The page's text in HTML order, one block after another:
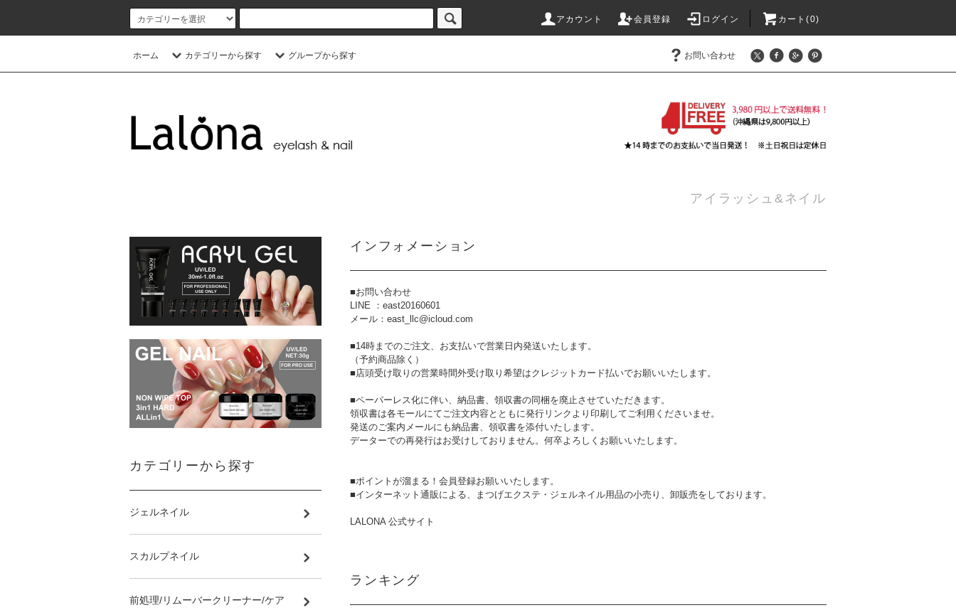
アカウント 会員登録 ログイン カート(0)
ホーム カテゴリーから探す グループから探す お問い合わせ
アイラッシュ&ネイル
インフォメーション
■お問い合わせ
LINE ：east20160601
メール：east_llc@icloud.com
■14時までのご注文、お支払いで営業日内発送いたします。
（予約商品除く）
■店頭受け取りの営業時間外受け取り希望はクレジットカード払いでお願いいたします。
■ペーパーレス化に伴い、納品書、領収書の同梱を廃止させていただきます。
領収書は各モールにてご注文内容とともに発行リンクより印刷してご利用くださいませ。
発送のご案内メールにも納品書、領収書を添付いたします。
データーでの再発行はお受けしておりません。何卒よろしくお願いいたします。
■ポイントが溜まる！会員登録お願いいたします。
■インターネット通販による、まつげエクステ・ジェルネイル用品の小売り、卸販売をしております。
LALONA 公式サイト
ランキング
カテゴリーから探す
ジェルネイル
スカルプネイル
前処理/リムーバークリーナー/ケア